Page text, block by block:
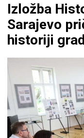
Izložba
Sarajevo
historiji